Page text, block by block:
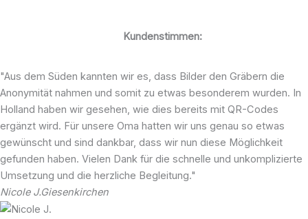
Kundenstimmen:
"Aus dem Süden kannten wir es, dass Bilder den Gräbern die
Anonymität nahmen und somit zu etwas besonderem wurden. In
Holland haben wir gesehen, wie dies bereits mit QR-Codes
ergänzt wird. Für unsere Oma hatten wir uns genau so etwas
gewünscht und sind dankbar, dass wir nun diese Möglichkeit
gefunden haben. Vielen Dank für die schnelle und unkomplizierte
Umsetzung und die herzliche Begleitung."
Nicole J.Giesenkirchen